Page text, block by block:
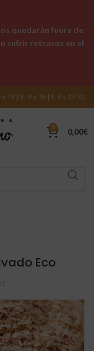
a 19 | V: 9 a 18 | S: 9 a 13:30
0 0,00€
Eco
quedarán fuera de
sufrir retrasos en el